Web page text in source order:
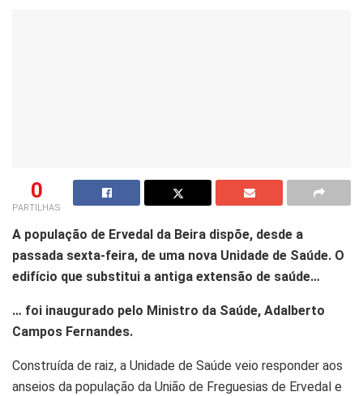
0
PARTILHAS
A população de Ervedal da Beira dispõe, desde a
passada sexta-feira, de uma nova Unidade de Saúde. O
edifício que substitui a antiga extensão de saúde…
… foi inaugurado pelo Ministro da Saúde, Adalberto
Campos Fernandes.
Construída de raiz, a Unidade de Saúde veio responder aos
anseios da população da União de Freguesias de Ervedal e